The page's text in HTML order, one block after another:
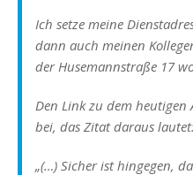
Ich setze meine
dann auch meinen
der Husemannstraße 17
Den Link zu dem heutigen
bei, das Zitat daraus
„(…) Sicher ist hingegen,